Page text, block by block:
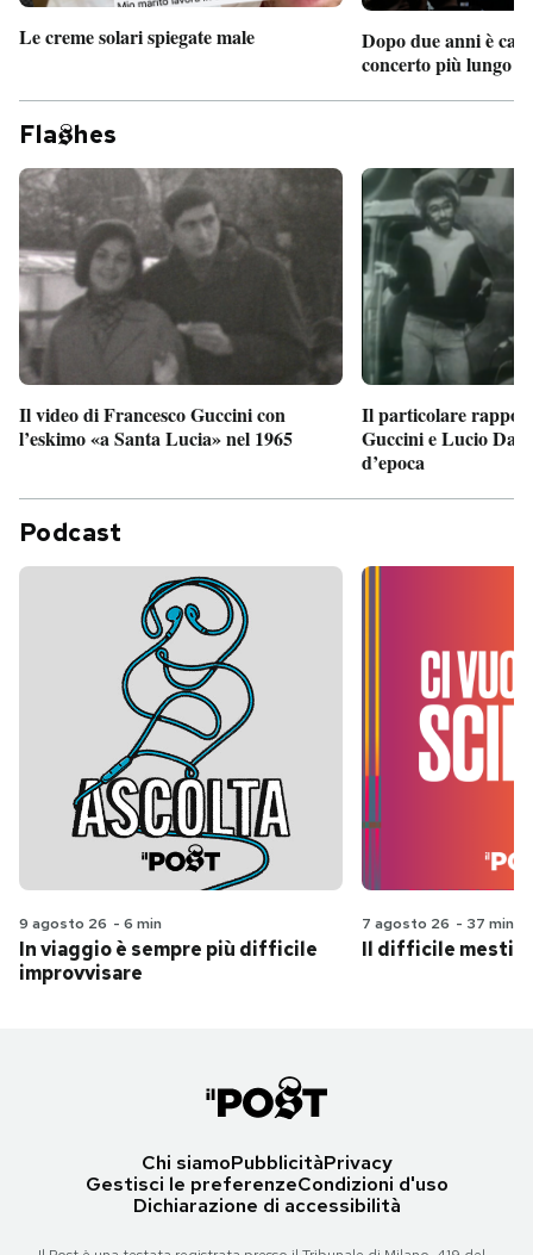
Le creme solari spiegate male
Dopo due anni è
concerto più lungo
Fla hes
Il video di Francesco Guccini con
l’eskimo «a Santa Lucia» nel 1965
Il particolare
Guccini e Lucio
d’epoca
Podcast
9 agosto 26 - 6 min
In viaggio è sempre più difficile
improvvisare
7 agosto 26 - 37 min
Il difficile
Chi siamoPubblicitàPrivacy
Gestisci le preferenzeCondizioni d'uso
Dichiarazione di accessibilità